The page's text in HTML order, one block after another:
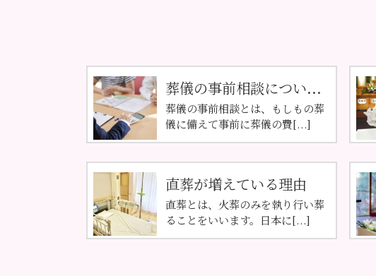
葬儀の事前相談につい...
葬儀の事前相談とは、もしもの葬
儀に備えて事前に葬儀の費[...]
直葬が増えている理由
直葬とは、火葬のみを執り行い葬
ることをいいます。日本に[...]